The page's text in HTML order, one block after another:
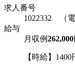
求人番号
1022332 （
給与
月収例262,000
【時給】1400